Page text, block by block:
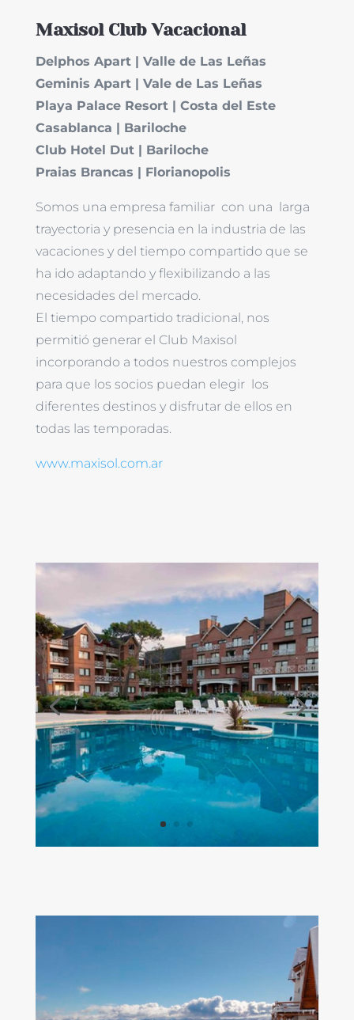
Maxisol Club Vacacional
Delphos Apart | Valle de Las Leñas
Geminis Apart | Vale de Las Leñas
Playa Palace Resort | Costa del Este
Casablanca | Bariloche
Club Hotel Dut | Bariloche
Praias Brancas | Florianopolis
Somos una empresa familiar con una larga
trayectoria y presencia en la industria de las
vacaciones y del tiempo compartido que se
ha ido adaptando y flexibilizando a las
necesidades del mercado.
El tiempo compartido tradicional, nos
permitió generar el Club Maxisol
incorporando a todos nuestros complejos
para que los socios puedan elegir los
diferentes destinos y disfrutar de ellos en
todas las temporadas.
www.maxisol.com.ar